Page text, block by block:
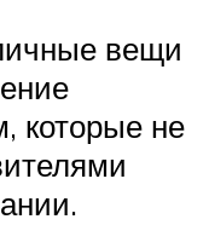
вещи
которые не